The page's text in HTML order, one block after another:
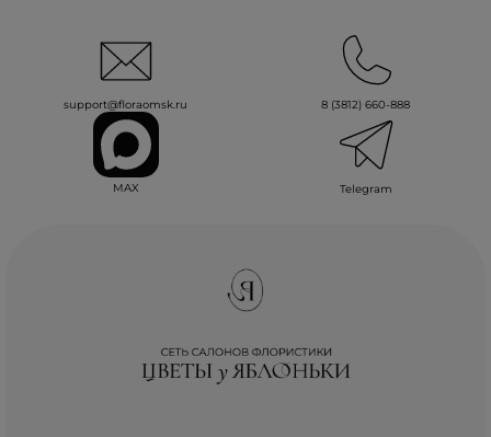
support@floraomsk.ru 8 (3812) 660-888
MAX Telegram